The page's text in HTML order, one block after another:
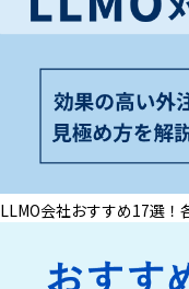
LLMO会社おすすめ17選